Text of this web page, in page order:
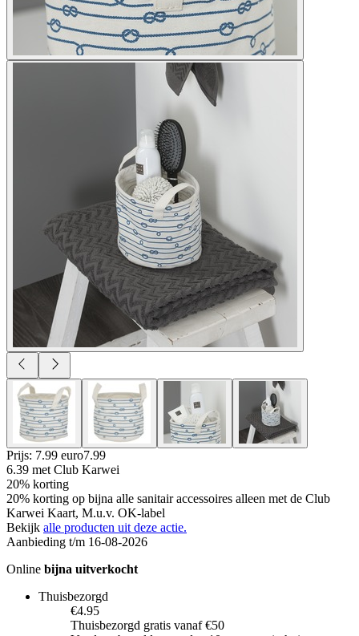
Prijs: 7.99 euro7.99
6.39 met Club Karwei
20% korting
20% korting op bijna alle sanitair accessoires alleen met de Club
Karwei Kaart, M.u.v. OK-label
Bekijk alle producten uit deze actie.
Aanbieding t/m 16-08-2026
Online bijna uitverkocht
Thuisbezorgd
€4.95
Thuisbezorgd gratis vanaf €50